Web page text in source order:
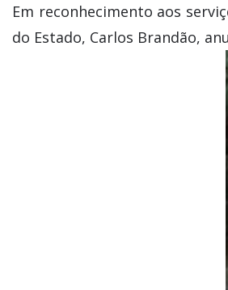
Em reconhecimento aos
do Estado, Carlos Brandão,